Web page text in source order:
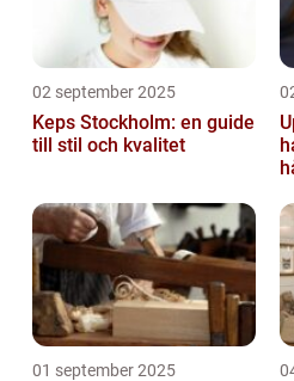
02 september 2025
Keps Stockholm: en guide
till stil och kvalitet
01 september 2025